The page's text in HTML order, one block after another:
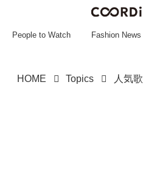
People to Watch Fashion News
HOME Topics